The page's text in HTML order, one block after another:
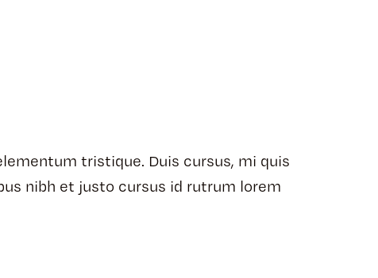
tristique. Duis cursus, mi quis
nibh et justo cursus id rutrum lorem